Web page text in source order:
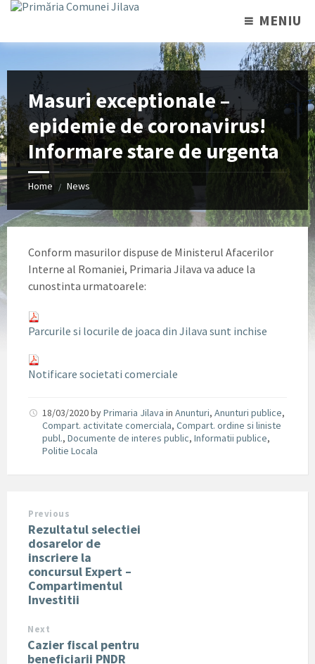
MENIU
Masuri exceptionale –
epidemie de coronavirus!
Informare stare de urgenta
Home / News
Conform masurilor dispuse de Ministerul Afacerilor
Interne al Romaniei, Primaria Jilava va aduce la
cunostinta urmatoarele:
Parcurile si locurile de joaca din Jilava sunt inchise
Notificare societati comerciale
18/03/2020byPrimaria Jilava in Anunturi, Anunturi publice,
Compart. activitate comerciala, Compart. ordine si liniste
publ., Documente de interes public, Informatii publice,
Politie Locala
Previous
Rezultatul selectiei
dosarelor de
inscriere la
concursul Expert –
Compartimentul
Investitii
Next
Cazier fiscal pentru
beneficiarii PNDR